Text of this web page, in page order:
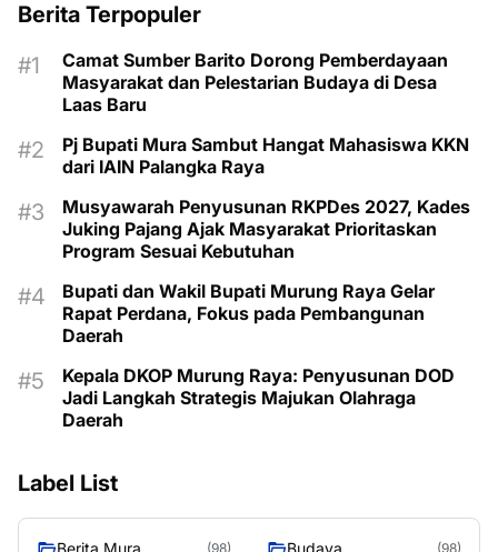
Berita Terpopuler
Camat Sumber Barito Dorong Pemberdayaan
Masyarakat dan Pelestarian Budaya di Desa
Laas Baru
Pj Bupati Mura Sambut Hangat Mahasiswa KKN
dari IAIN Palangka Raya
Musyawarah Penyusunan RKPDes 2027, Kades
Juking Pajang Ajak Masyarakat Prioritaskan
Program Sesuai Kebutuhan
Bupati dan Wakil Bupati Murung Raya Gelar
Rapat Perdana, Fokus pada Pembangunan
Daerah
Kepala DKOP Murung Raya: Penyusunan DOD
Jadi Langkah Strategis Majukan Olahraga
Daerah
Label List
Berita Mura (98) Budaya (98)